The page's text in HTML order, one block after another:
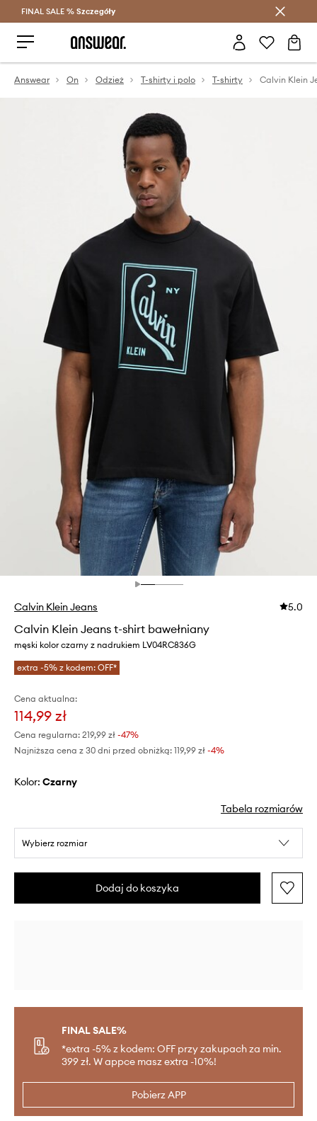
Oszczędzaj z Answear Club >
FINAL SALE % Szczegóły
Answear On Odzież T-shirty i polo T-shirty
Calvin Klein Jeans 5.0
Calvin Klein Jeans t-shirt bawełniany
męski kolor czarny z nadrukiem LV04RC836G
extra -5% z kodem: OFF*
Cena aktualna:
114,99 zł
Cena regularna: 219,99 zł -47%
Najniższa cena z 30 dni przed obniżką: 119,99 zł -4%
Kolor: czarny
Tabela rozmiarów
Wybierz rozmiar
Dodaj do koszyka
FINAL SALE%
*extra -5% z kodem: OFF przy zakupach za min.
399 zł. W appce masz extra -10%!
Pobierz APP